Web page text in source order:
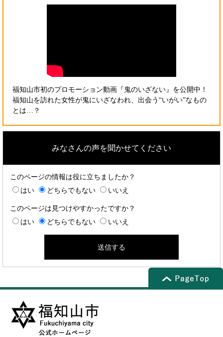
福知山市初のプロモーション動画『鬼のいざない』を公開中！
福知山を訪れた女性が鬼にいざなわれ、出会う“いがい”なもの
とは…？
みなさんの声を聞かせてください
このページの情報は役に立ちましたか？
はい
どちらでもない いいえ
このページは見つけやすかったですか？
はい
どちらでもない いいえ